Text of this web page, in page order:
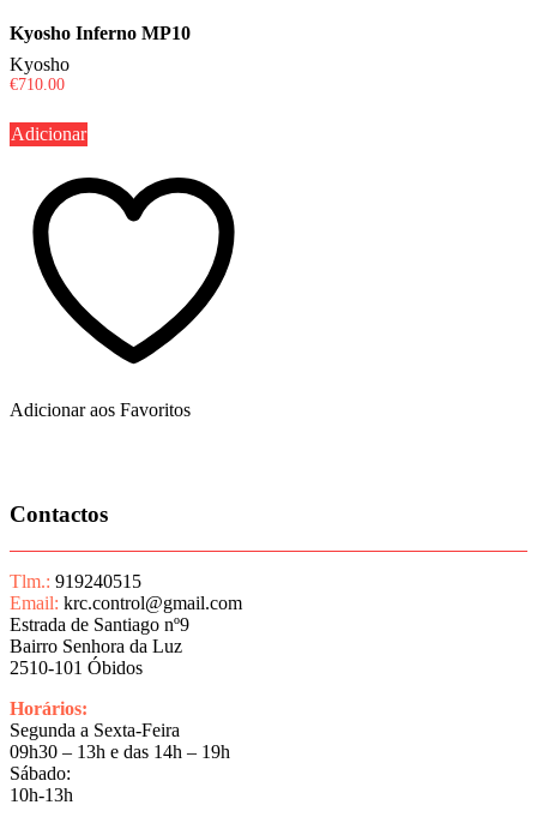
Kyosho Inferno MP10
Kyosho
€710.00
Adicionar
Adicionar aos Favoritos
Contactos
Tlm.: 919240515
Email: krc.control@gmail.com
Estrada de Santiago nº9
Bairro Senhora da Luz
2510-101 Óbidos
Horários:
Segunda a Sexta-Feira
09h30 – 13h e das 14h – 19h
Sábado:
10h-13h